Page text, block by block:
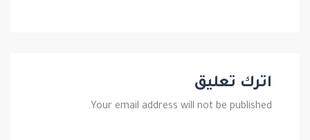
اترك تعليق
Your email address will not be published.